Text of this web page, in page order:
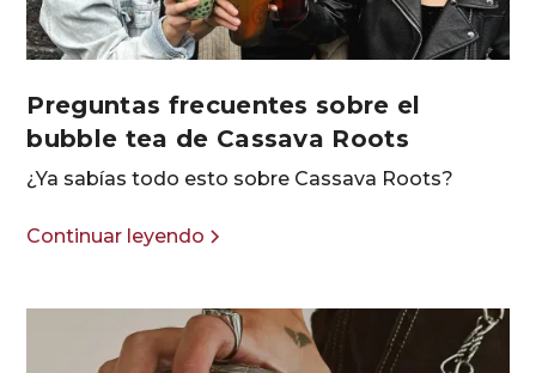
Preguntas frecuentes sobre el
bubble tea de Cassava Roots
¿Ya sabías todo esto sobre Cassava Roots?
Continuar leyendo